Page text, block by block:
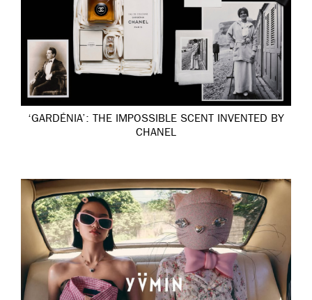
‘GARDÉNIA’: THE IMPOSSIBLE SCENT INVENTED BY
CHANEL